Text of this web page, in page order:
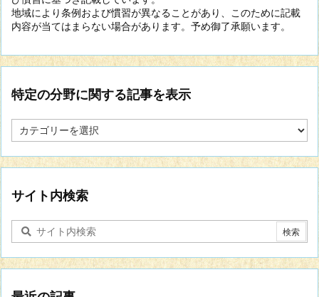
地域により条例および慣習が異なることがあり、このために記載
内容が当てはまらない場合があります。予め御了承願います。
特定の分野に関する記事を表示
定
分
に
関
す
記
事
を
サイト内検索